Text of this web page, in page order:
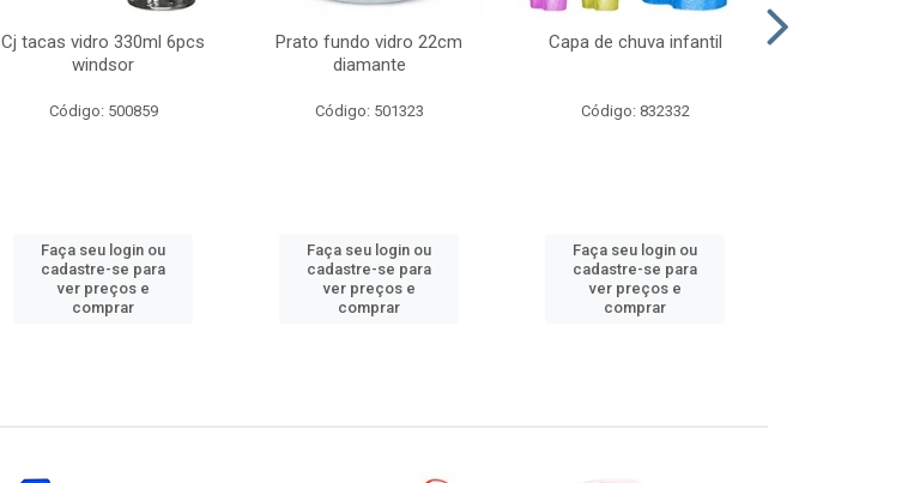
Cj tacas vidro 330ml 6pcs
windsor
Código: 500859
Faça seu login ou
cadastre-se para
ver preços e
comprar
Prato fundo vidro 22cm
diamante
Código: 501323
Faça seu login ou
cadastre-se para
ver preços e
comprar
Capa de chuva infantil
Código: 832332
Faça seu login ou
cadastre-se para
ver preços e
comprar